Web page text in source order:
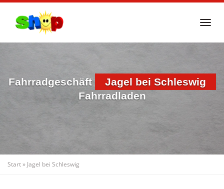
Fahrradgeschäft
Jagel bei Schleswig
Fahrradladen
Start» Jagel bei Schleswig